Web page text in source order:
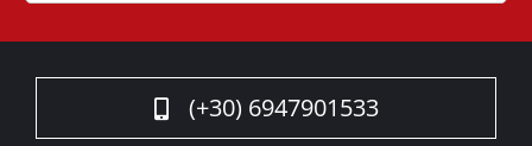
(+30) 6947901533